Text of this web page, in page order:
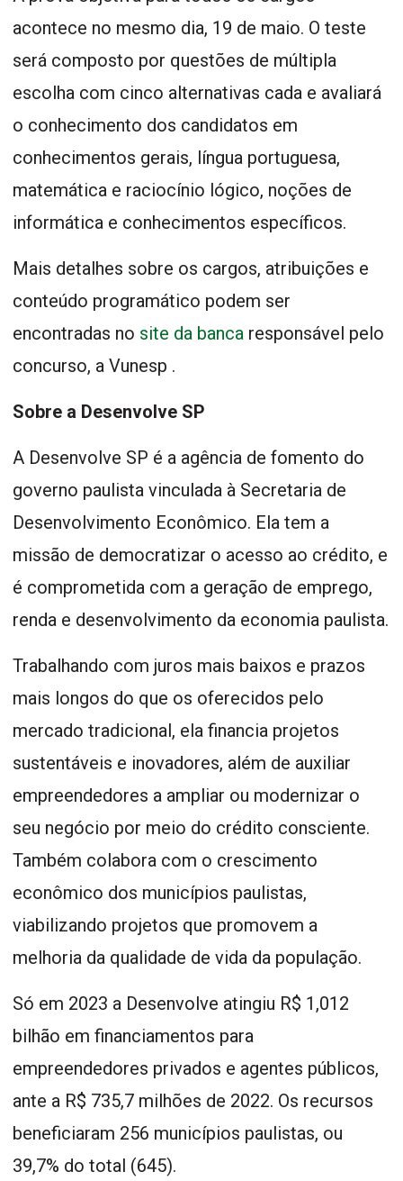
acontece no mesmo dia, 19 de maio. O teste
será composto por questões de múltipla
escolha com cinco alternativas cada e avaliará
o conhecimento dos candidatos em
conhecimentos gerais, língua portuguesa,
matemática e raciocínio lógico, noções de
informática e conhecimentos específicos.
Mais detalhes sobre os cargos, atribuições e
conteúdo programático podem ser
encontradas no site da banca responsável pelo
concurso, a Vunesp .
Sobre a Desenvolve SP
A Desenvolve SP é a agência de fomento do
governo paulista vinculada à Secretaria de
Desenvolvimento Econômico. Ela tem a
missão de democratizar o acesso ao crédito, e
é comprometida com a geração de emprego,
renda e desenvolvimento da economia paulista.
Trabalhando com juros mais baixos e prazos
mais longos do que os oferecidos pelo
mercado tradicional, ela financia projetos
sustentáveis e inovadores, além de auxiliar
empreendedores a ampliar ou modernizar o
seu negócio por meio do crédito consciente.
Também colabora com o crescimento
econômico dos municípios paulistas,
viabilizando projetos que promovem a
melhoria da qualidade de vida da população.
Só em 2023 a Desenvolve atingiu R$ 1,012
bilhão em financiamentos para
empreendedores privados e agentes públicos,
ante a R$ 735,7 milhões de 2022. Os recursos
beneficiaram 256 municípios paulistas, ou
39,7% do total (645).